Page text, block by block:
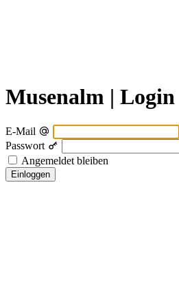
Musenalm | Login
E-Mail
Passwort
Angemeldet bleiben
Einloggen